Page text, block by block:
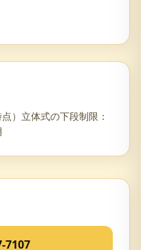
）立体式の下段制限：
7107